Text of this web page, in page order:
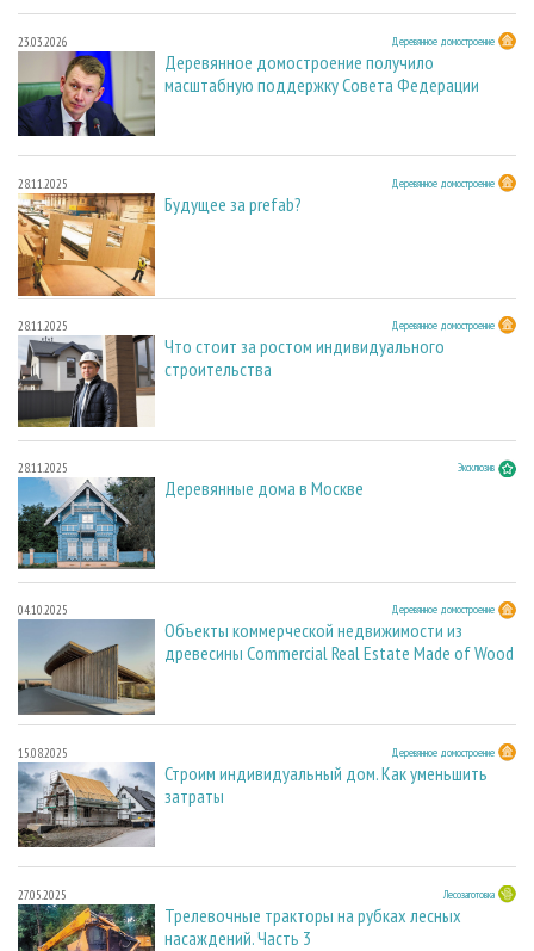
23.03.2026 Деревянное домостроение
Деревянное домостроение получило
масштабную поддержку Совета Федерации
28.11.2025 Деревянное домостроение
Будущее за prefab?
28.11.2025 Деревянное домостроение
Что стоит за ростом индивидуального
строительства
28.11.2025 Эксклюзив
Деревянные дома в Москве
04.10.2025 Деревянное домостроение
Объекты коммерческой недвижимости из
древесины Commercial Real Estate Made of Wood
15.08.2025 Деревянное домостроение
Строим индивидуальный дом. Как уменьшить
затраты
27.05.2025 Лесозаготовка
Трелевочные тракторы на рубках лесных
насаждений. Часть 3